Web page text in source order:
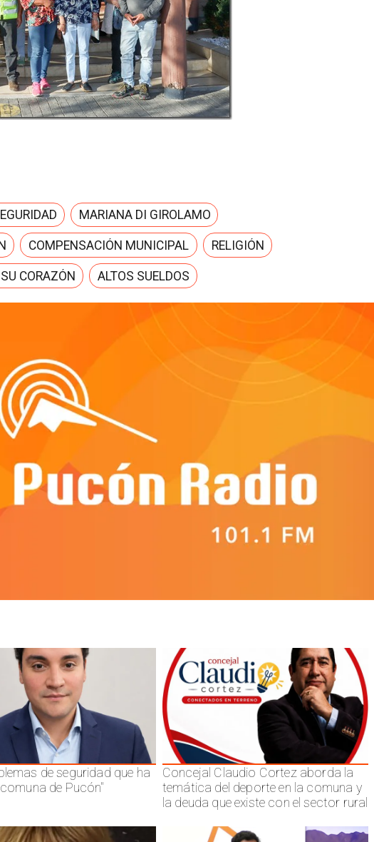
MARIANA DI GIROLAMO
COMPENSACIÓN MUNICIPAL RELIGIÓN
CORAZÓN ALTOS SUELDOS
de seguridad que ha
de Pucón"
Concejal Claudio Cortez aborda la
temática del deporte en la comuna y
la deuda que existe con el sector rural